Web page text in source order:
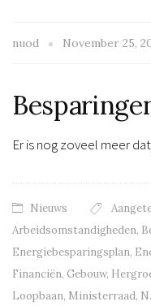
nuod November 25,
Er is nog zoveel meer
Nieuws
Arbeidsomstandigheden,
Energiebesparingsplan,
Financiën, Gebouw,
Loopbaan, Ministerraad,